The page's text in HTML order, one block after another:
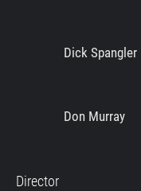
Dick Spangler
Don Murray
Director